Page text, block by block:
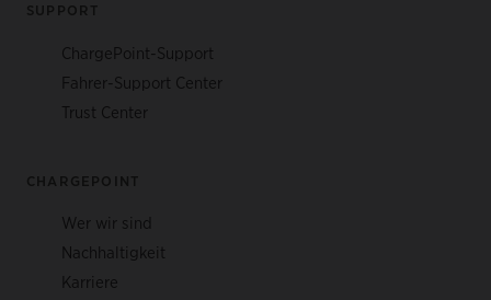
SUPPORT
ChargePoint-Support
Fahrer-Support Center
Trust Center
CHARGEPOINT
Wer wir sind
Nachhaltigkeit
Karriere